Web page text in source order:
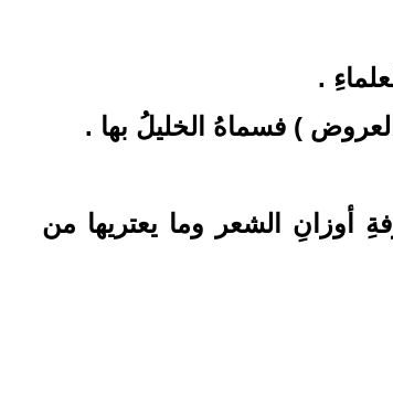
.
) فسماهُ الخليلُ بها .
أوزانِ الشعر وما يعتريها من